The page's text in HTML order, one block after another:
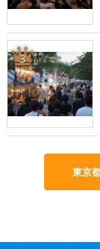
3
東京